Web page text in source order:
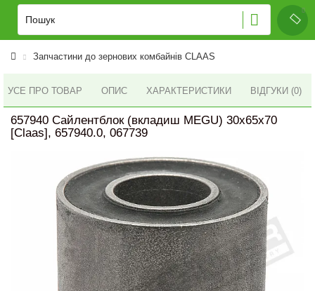
Запчастини до зернових комбайнів CLAAS
УСЕ ПРО ТОВАР ОПИС ХАРАКТЕРИСТИКИ ВІДГУКИ (0)
657940 Сайлентблок (вкладиш MEGU) 30x65x70
[Claas], 657940.0, 067739